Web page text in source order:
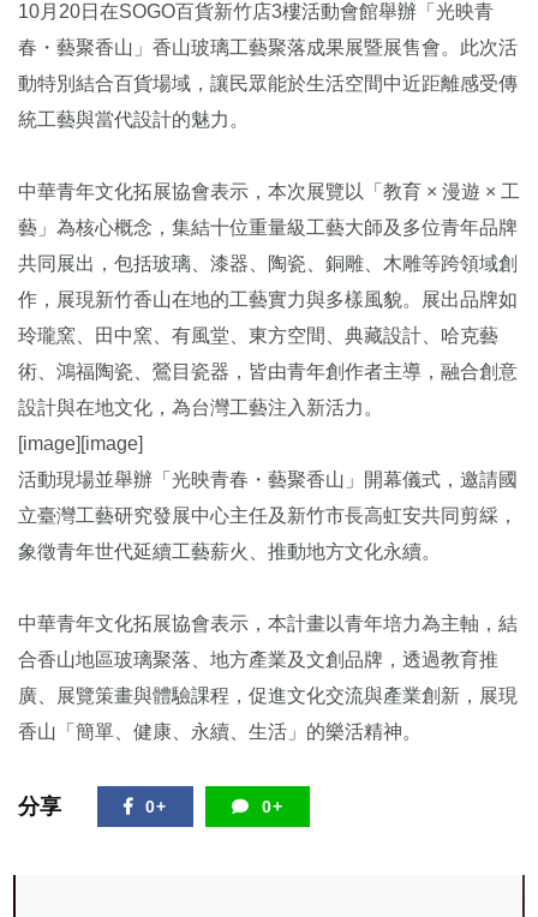
10月20日在SOGO百貨新竹店3樓活動會館舉辦「光映青
春・藝聚香山」香山玻璃工藝聚落成果展暨展售會。此次活
動特別結合百貨場域，讓民眾能於生活空間中近距離感受傳
統工藝與當代設計的魅力。
中華青年文化拓展協會表示，本次展覽以「教育 × 漫遊 × 工
藝」為核心概念，集結十位重量級工藝大師及多位青年品牌
共同展出，包括玻璃、漆器、陶瓷、銅雕、木雕等跨領域創
作，展現新竹香山在地的工藝實力與多樣風貌。展出品牌如
玲瓏窯、田中窯、有風堂、東方空間、典藏設計、哈克藝
術、鴻福陶瓷、鶯目瓷器，皆由青年創作者主導，融合創意
設計與在地文化，為台灣工藝注入新活力。
[image][image]
活動現場並舉辦「光映青春・藝聚香山」開幕儀式，邀請國
立臺灣工藝研究發展中心主任及新竹市長高虹安共同剪綵，
象徵青年世代延續工藝薪火、推動地方文化永續。
中華青年文化拓展協會表示，本計畫以青年培力為主軸，結
合香山地區玻璃聚落、地方產業及文創品牌，透過教育推
廣、展覽策畫與體驗課程，促進文化交流與產業創新，展現
香山「簡單、健康、永續、生活」的樂活精神。
分享 0+ 0+